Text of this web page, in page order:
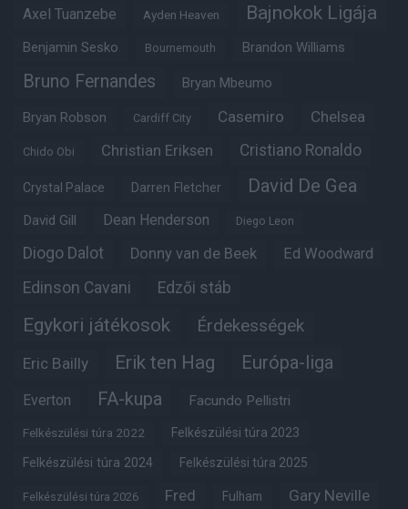
Axel Tuanzebe Ayden Heaven Bajnokok Ligája
Benjamin Sesko Bournemouth Brandon Williams
Bruno Fernandes Bryan Mbeumo
Bryan Robson Cardiff City Casemiro Chelsea
Chido Obi Christian Eriksen Cristiano Ronaldo
Crystal Palace Darren Fletcher David De Gea
David Gill Dean Henderson Diego Leon
Diogo Dalot Donny van de Beek Ed Woodward
Edinson Cavani Edzői stáb
Egykori játékosok Érdekességek
Eric Bailly Erik ten Hag Európa-liga
Everton FA-kupa Facundo Pellistri
Felkészülési túra 2022 Felkészülési túra 2023
Felkészülési túra 2024 Felkészülési túra 2025
Felkészülési túra 2026 Fred Fulham Gary Neville